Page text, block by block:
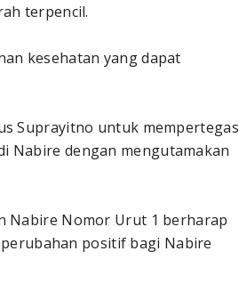
terpencil.
kesehatan yang dapat
Suprayitno untuk mempertegas
Nabire dengan mengutamakan
Nabire Nomor Urut 1 berharap
positif bagi Nabire